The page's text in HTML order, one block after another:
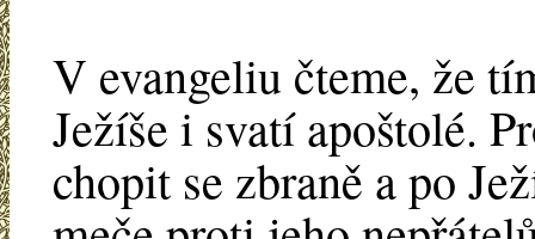
V evangeliu čteme, že
Ježíše i svatí apoštolé.
chopit se zbraně a po